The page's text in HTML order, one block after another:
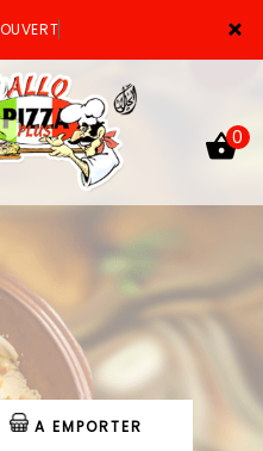
×
0
A EMPORTER